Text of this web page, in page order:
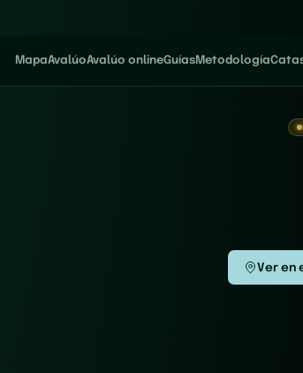
MapaAvalúoAvalúo onlineGuíasMetodología
Ver en